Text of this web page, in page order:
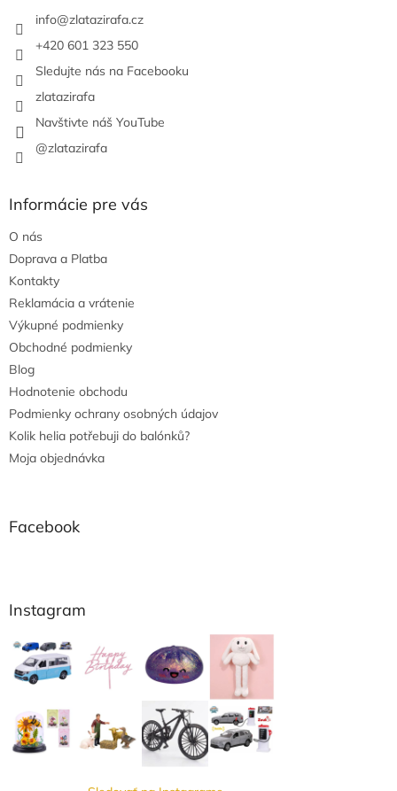
info@zlatazirafa.cz
+420 601 323 550
Sledujte nás na Facebooku
zlatazirafa
Navštivte náš YouTube
@zlatazirafa
Informácie pre vás
O nás
Doprava a Platba
Kontakty
Reklamácia a vrátenie
Výkupné podmienky
Obchodné podmienky
Blog
Hodnotenie obchodu
Podmienky ochrany osobných údajov
Kolik helia potřebuji do balónků?
Moja objednávka
Facebook
Instagram